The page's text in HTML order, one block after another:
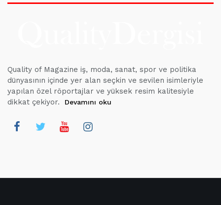
Quality of Magazine iş, moda, sanat, spor ve politika
dünyasının içinde yer alan seçkin ve sevilen isimleriyle
yapılan özel röportajlar ve yüksek resim kalitesiyle
dikkat çekiyor.
Devamını oku